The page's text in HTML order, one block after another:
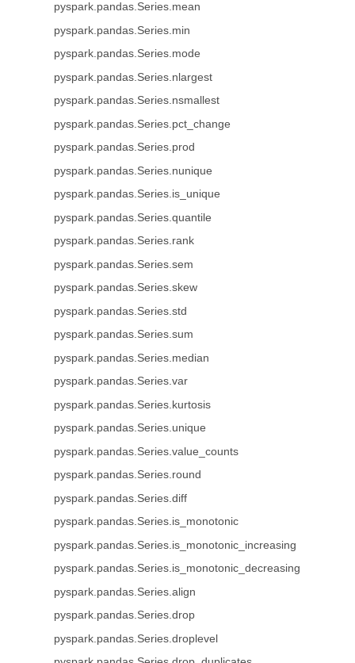
pyspark.pandas.Series.mean
pyspark.pandas.Series.min
pyspark.pandas.Series.mode
pyspark.pandas.Series.nlargest
pyspark.pandas.Series.nsmallest
pyspark.pandas.Series.pct_change
pyspark.pandas.Series.prod
pyspark.pandas.Series.nunique
pyspark.pandas.Series.is_unique
pyspark.pandas.Series.quantile
pyspark.pandas.Series.rank
pyspark.pandas.Series.sem
pyspark.pandas.Series.skew
pyspark.pandas.Series.std
pyspark.pandas.Series.sum
pyspark.pandas.Series.median
pyspark.pandas.Series.var
pyspark.pandas.Series.kurtosis
pyspark.pandas.Series.unique
pyspark.pandas.Series.value_counts
pyspark.pandas.Series.round
pyspark.pandas.Series.diff
pyspark.pandas.Series.is_monotonic
pyspark.pandas.Series.is_monotonic_increasing
pyspark.pandas.Series.is_monotonic_decreasing
pyspark.pandas.Series.align
pyspark.pandas.Series.drop
pyspark.pandas.Series.droplevel